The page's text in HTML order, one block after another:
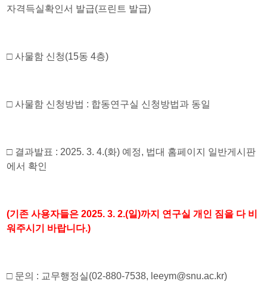
자격득실확인서 발급(프린트 발급)
​□ 사물함 신청(15동 4층)
□ 사물함 신청방법 : 합동연구실 신청방법과 동일
□ 결과발표 : 2025. 3. 4.(화) 예정, 법대 홈페이지 일반게시판
에서 확인
(기존 사용자들은 2025. 3. 2.(일)까지 연구실 개인 짐을 다 비
워주시기 바랍니다.)
□ 문의 : 교무행정실(02-880-7538, leeym@snu.ac.kr)